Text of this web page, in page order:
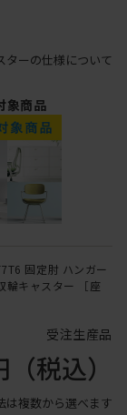
ターの仕様について
象商品
固定肘 ハンガー
輪キャスター ［座
受注生産品
（税込）
は複数から選べます